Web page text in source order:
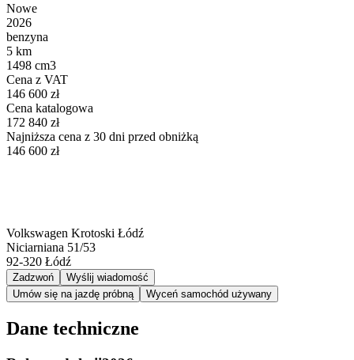
Nowe
2026
benzyna
5 km
1498 cm3
Cena z VAT
146 600 zł
Cena katalogowa
172 840 zł
Najniższa cena z 30 dni przed obniżką
146 600 zł
Volkswagen Krotoski Łódź
Niciarniana 51/53
92-320 Łódź
Zadzwoń
Wyślij wiadomość
Umów się na jazdę próbną
Wyceń samochód używany
Dane techniczne